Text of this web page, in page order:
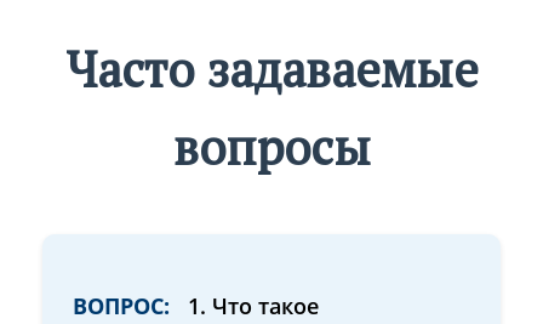
Часто задаваемые
вопросы
ВОПРОС:
1. Что такое